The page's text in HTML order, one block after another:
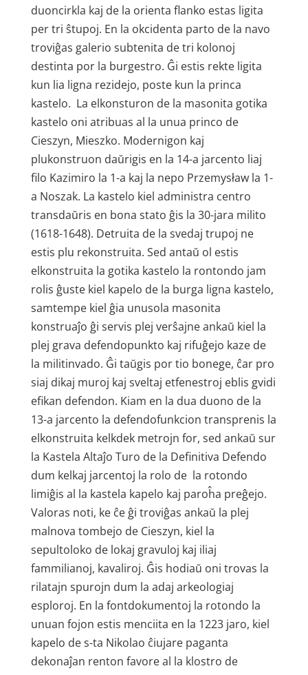
duoncirkla kaj de la orienta flanko estas ligita
per tri ŝtupoj. En la okcidenta parto de la navo
troviĝas galerio subtenita de tri kolonoj
destinta por la burgestro. Ĝi estis rekte ligita
kun lia ligna rezidejo, poste kun la princa
kastelo. La elkonsturon de la masonita gotika
kastelo oni atribuas al la unua princo de
Cieszyn, Mieszko. Modernigon kaj
plukonstruon daŭrigis en la 14-a jarcento liaj
filo Kazimiro la 1-a kaj la nepo Przemysław la 1-
a Noszak. La kastelo kiel administra centro
transdaŭris en bona stato ĝis la 30-jara milito
(1618-1648). Detruita de la svedaj trupoj ne
estis plu rekonstruita. Sed antaŭ ol estis
elkonstruita la gotika kastelo la rontondo jam
rolis ĝuste kiel kapelo de la burga ligna kastelo,
samtempe kiel ĝia unusola masonita
konstruaĵo ĝi servis plej verŝajne ankaŭ kiel la
plej grava defendopunkto kaj rifuĝejo kaze de
la militinvado. Ĝi taŭgis por tio bonege, ĉar pro
siaj dikaj muroj kaj sveltaj etfenestroj eblis gvidi
efikan defendon. Kiam en la dua duono de la
13-a jarcento la defendofunkcion transprenis la
elkonstruita kelkdek metrojn for, sed ankaŭ sur
la Kastela Altaĵo Turo de la Definitiva Defendo
dum kelkaj jarcentoj la rolo de la rotondo
limiĝis al la kastela kapelo kaj paroĥa preĝejo.
Valoras noti, ke ĉe ĝi troviĝas ankaŭ la plej
malnova tombejo de Cieszyn, kiel la
sepultoloko de lokaj gravuloj kaj iliaj
fammilianoj, kavaliroj. Ĝis hodiaŭ oni trovas la
rilatajn spurojn dum la adaj arkeologiaj
esploroj. En la fontdokumentoj la rotondo la
unuan fojon estis menciita en la 1223 jaro, kiel
kapelo de s-ta Nikolao ĉiujare paganta
dekonaĵan renton favore al la klostro de